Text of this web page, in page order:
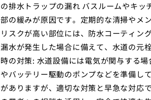
の排水トラップの漏れ バスルームやキ
部の緩みが原因です。定期的な清掃やメ
リスクが高い部位には、防水コーティン
漏水が発生した場合に備えて、水道の元
時の対策: 水道設備には電気が関与する
やバッテリー駆動のポンプなどを準備し
がありますが、適切な対策と早急な対応